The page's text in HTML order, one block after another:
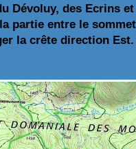
Dévoluy, des Ecrins
partie entre le
la crête direction